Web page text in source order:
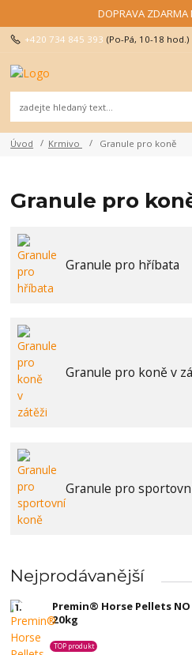
DOPRAVA
+420 734 845 393 (Po-Pá, 10-18 hod.)
Úvod Krmivo Granule pro koně
Granule pro
Granule pro hříbata
Granule pro koně v
Granule pro
Nejprodávanější
1.
Premin® Horse Pellets NO
20kg
TOP produkt